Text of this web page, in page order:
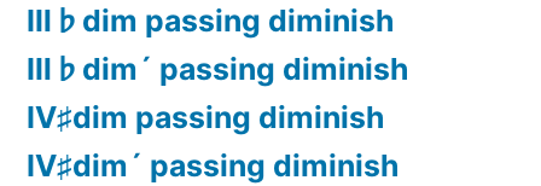
Ⅲ♭dim passing diminish
Ⅲ♭dim´ passing diminish
Ⅳ♯dim passing diminish
Ⅳ♯dim´ passing diminish